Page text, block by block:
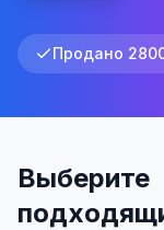
Продано
Выберите